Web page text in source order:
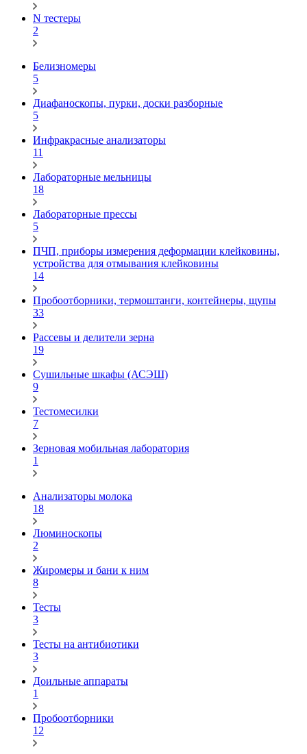
N тестеры
2
Белизномеры
5
Диафаноскопы, пурки, доски разборные
5
Инфракрасные анализаторы
11
Лабораторные мельницы
18
Лабораторные прессы
5
ПЧП, приборы измерения деформации клейковины,
устройства для отмывания клейковины
14
Пробоотборники, термоштанги, контейнеры, щупы
33
Рассевы и делители зерна
19
Сушильные шкафы (АСЭШ)
9
Тестомесилки
7
Зерновая мобильная лаборатория
1
Анализаторы молока
18
Люминоскопы
2
Жиромеры и бани к ним
8
Тесты
3
Тесты на антибиотики
3
Доильные аппараты
1
Пробоотборники
12